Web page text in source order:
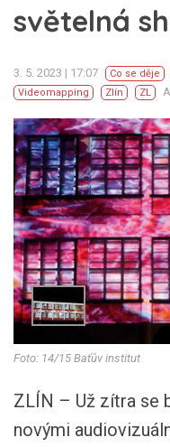
světelná
3. 5. 2023 | 17:07 Co se děje
Videomapping
Zlín ZL
Foto: 14/15 Baťův institut
ZLÍN – Už zítra se
novými